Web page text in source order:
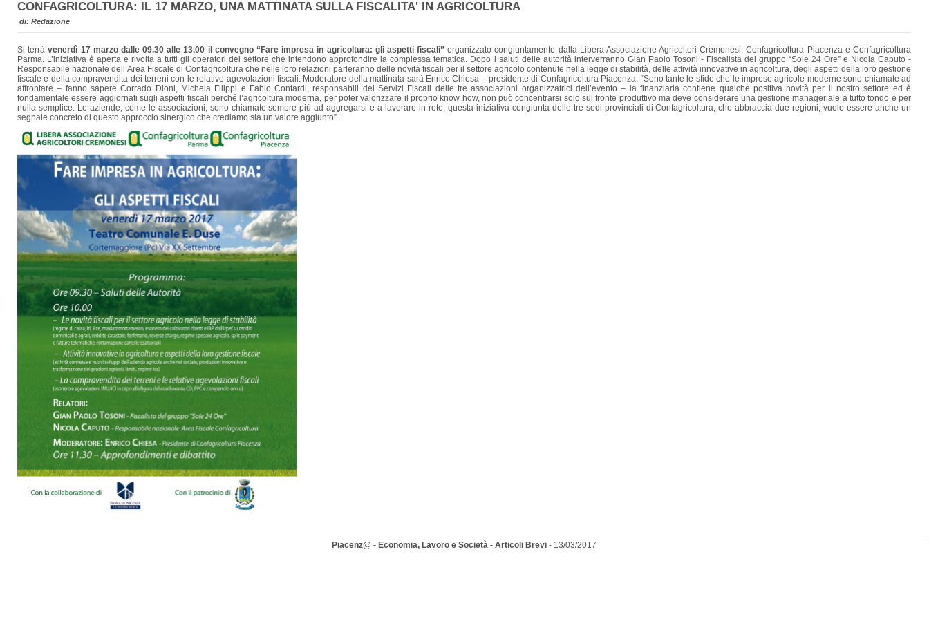
CONFAGRICOLTURA: IL 17 MARZO, UNA MATTINATA SULLA FISCALITA' IN AGRICOLTURA
di: Redazione
Si terràvenerdì 17 marzo dalle 09.30 alle 13.00 il convegno “Fare impresa in agricoltura: gli aspetti fiscali”organizzato congiuntamente dalla Libera Associazione Agricoltori Cremonesi, Confagricoltura Piacenza e Confagricoltura
Parma. L’iniziativa è aperta e rivolta a tutti gli operatori del settore che intendono approfondire la complessa tematica. Dopo i saluti delle autorità interverranno Gian Paolo Tosoni - Fiscalista del gruppo “Sole 24 Ore” e Nicola Caputo -
Responsabile nazionale dell’Area Fiscale di Confagricoltura che nelle loro relazioni parleranno delle novità fiscali per il settore agricolo contenute nella legge di stabilità, delle attività innovative in agricoltura, degli aspetti della loro gestione
fiscale e della compravendita dei terreni con le relative agevolazioni fiscali. Moderatore della mattinata sarà Enrico Chiesa – presidente di Confagricoltura Piacenza. “Sono tante le sfide che le imprese agricole moderne sono chiamate ad
affrontare – fanno sapere Corrado Dioni, Michela Filippi e Fabio Contardi, responsabili dei Servizi Fiscali delle tre associazioni organizzatrici dell’evento – la finanziaria contiene qualche positiva novità per il nostro settore ed è
fondamentale essere aggiornati sugli aspetti fiscali perché l’agricoltura moderna, per poter valorizzare il proprio know how, non può concentrarsi solo sul fronte produttivo ma deve considerare una gestione manageriale a tutto tondo e per
nulla semplice. Le aziende, come le associazioni, sono chiamate sempre più ad aggregarsi e a lavorare in rete, questa iniziativa congiunta delle tre sedi provinciali di Confagricoltura, che abbraccia due regioni, vuole essere anche un
segnale concreto di questo approccio sinergico che crediamo sia un valore aggiunto”.
Piacenz@ - Economia, Lavoro e Società - Articoli Brevi - 13/03/2017